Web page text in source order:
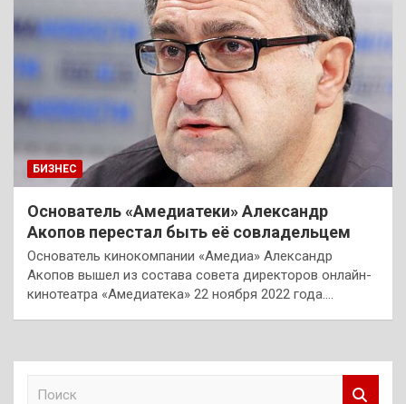
БИЗНЕС
Основатель «Амедиатеки» Александр
Акопов перестал быть её совладельцем
Основатель кинокомпании «Амедиа» Александр
Акопов вышел из состава совета директоров онлайн-
кинотеатра «Амедиатека» 22 ноября 2022 года.…